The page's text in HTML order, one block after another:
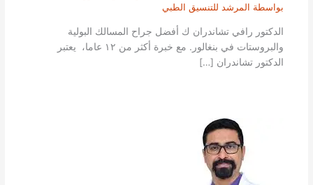
بواسطة المرشد للتنسيق الطبي
الدكتور رافي تشاندران ك أفضل جراح المسالك البولية
والبروستات في بنغالور. مع خبرة أكثر من ١٢ عاما، يعتبر
الدكتور تشاندران […]